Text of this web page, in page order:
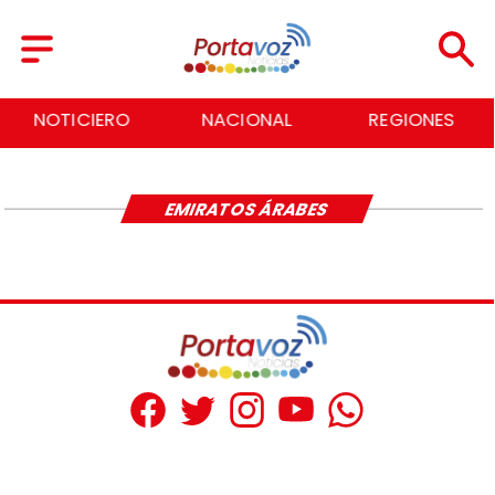
NOTICIERO NACIONAL REGIONES
EMIRATOS ÁRABES